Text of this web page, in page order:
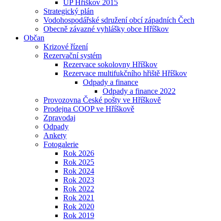
ÚP Hříškov 2015
Strategický plán
Vodohospodářské sdružení obcí západních Čech
Obecně závazné vyhlášky obce Hříškov
Občan
Krizové řízení
Rezervační systém
Rezervace sokolovny Hříškov
Rezervace multifukčního hřiště Hříškov
Odpady a finance
Odpady a finance 2022
Provozovna České pošty ve Hříškově
Prodejna COOP ve Hříškově
Zpravodaj
Odpady
Ankety
Fotogalerie
Rok 2026
Rok 2025
Rok 2024
Rok 2023
Rok 2022
Rok 2021
Rok 2020
Rok 2019